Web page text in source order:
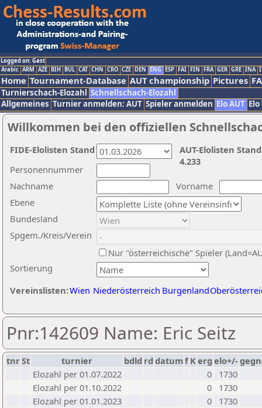
Logged on: Gast
Arabic ARM AZE BIH BUL CAT CHN CRO CZE DEN ENG ESP FAI FIN FRA GER GRE INA
Home Tournament-Database AUT championship Pictures
Turnierschach-Elozahl Schnellschach-Elozahl
Allgemeines Turnier anmelden: AUT Spieler anmelden Elo AUT
Willkommen bei den offiziellen
Nachname
Vorname
Ebene
Sortierung
Personennummer
Bundesland
Spgem./Kreis/Verein
Nur "österreichische" Spieler
Vereinslisten:Wien Niederösterreich Burgenland
AUT-Elolisten
4.233
FIDE-Elolisten Stand
Pnr:142609 Name: Eric Seitz
tnrSt turnier bdld rd datumf Kerg elo+/-
Elozahl per 01.07.2022
0
1730
Elozahl per 01.10.2022
0
1730
Elozahl per 01.01.2023
0
1730